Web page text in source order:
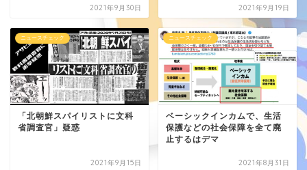
2021年9月30日 2021年9月19日
ニュースチェック
「北朝鮮スパイリストに文科
省調査官」疑惑
2021年9月15日
ニュースチェック
ベーシックインカムで、生活
保護などの社会保障を全て廃
止するはデマ
2021年8月31日